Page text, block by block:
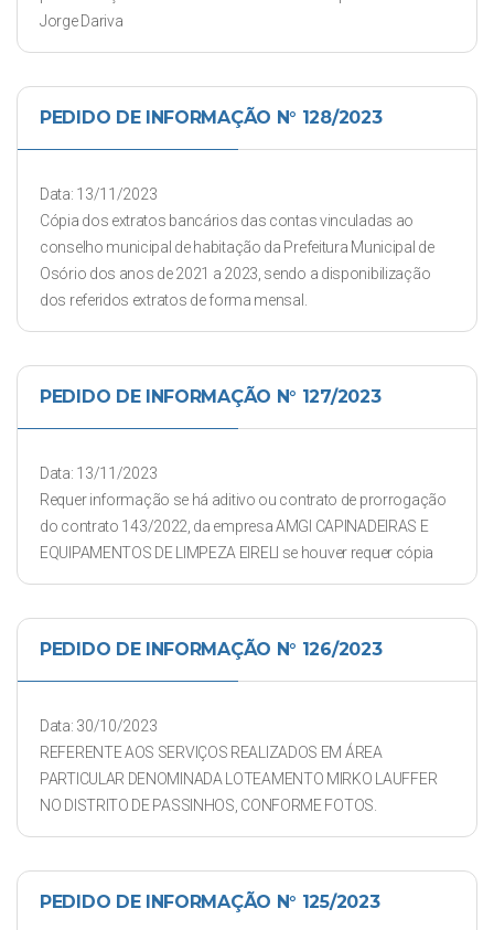
Jorge Dariva
PEDIDO DE INFORMAÇÃO N° 128/2023
Data: 13/11/2023
Cópia dos extratos bancários das contas vinculadas ao
conselho municipal de habitação da Prefeitura Municipal de
Osório dos anos de 2021 a 2023, sendo a disponibilização
dos referidos extratos de forma mensal.
PEDIDO DE INFORMAÇÃO N° 127/2023
Data: 13/11/2023
Requer informação se há aditivo ou contrato de prorrogação
do contrato 143/2022, da empresa AMGI CAPINADEIRAS E
EQUIPAMENTOS DE LIMPEZA EIRELI se houver requer cópia
PEDIDO DE INFORMAÇÃO N° 126/2023
Data: 30/10/2023
REFERENTE AOS SERVIÇOS REALIZADOS EM ÁREA
PARTICULAR DENOMINADA LOTEAMENTO MIRKO LAUFFER
NO DISTRITO DE PASSINHOS, CONFORME FOTOS.
PEDIDO DE INFORMAÇÃO N° 125/2023